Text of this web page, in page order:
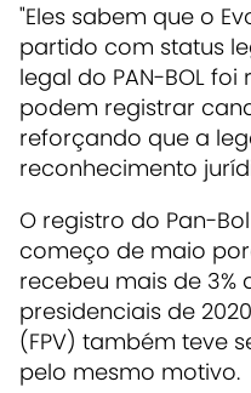
"Eles sabem que o
partido com status
legal do PAN-BOL
podem registrar
reforçando que a
reconhecimento
O registro do Pan-
começo de maio
recebeu mais de 3%
presidenciais de
(FPV) também teve
pelo mesmo motivo.